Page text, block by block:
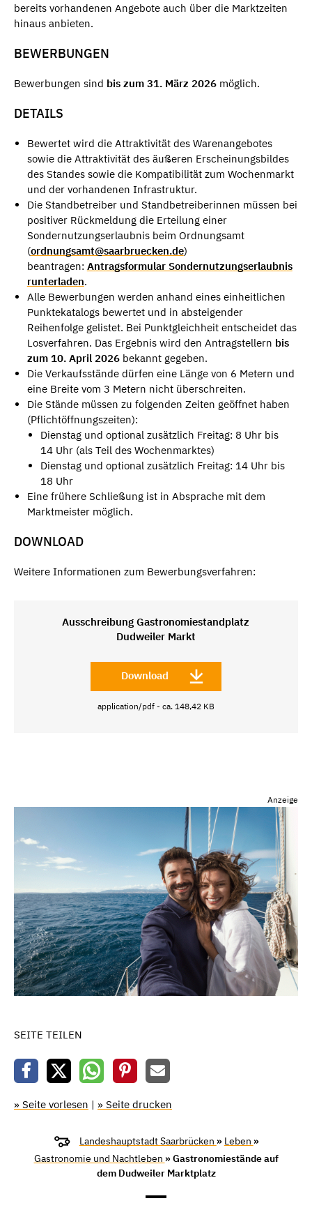
bereits vorhandenen Angebote auch über die Marktzeiten
hinaus anbieten.
BEWERBUNGEN
Bewerbungen sind bis zum 31. März 2026 möglich.
DETAILS
Bewertet wird die Attraktivität des Warenangebotes
sowie die Attraktivität des äußeren Erscheinungsbildes
des Standes sowie die Kompatibilität zum Wochenmarkt
und der vorhandenen Infrastruktur.
Die Standbetreiber und Standbetreiberinnen müssen bei
positiver Rückmeldung die Erteilung einer
Sondernutzungserlaubnis beim Ordnungsamt
(ordnungsamt@saarbruecken.de)
beantragen: Antragsformular Sondernutzungserlaubnis
runterladen.
Alle Bewerbungen werden anhand eines einheitlichen
Punktekatalogs bewertet und in absteigender
Reihenfolge gelistet. Bei Punktgleichheit entscheidet das
Losverfahren. Das Ergebnis wird den Antragstellern bis
zum 10. April 2026bekannt gegeben.
Die Verkaufsstände dürfen eine Länge von 6 Metern und
eine Breite vom 3 Metern nicht überschreiten.
Die Stände müssen zu folgenden Zeiten geöffnet haben
(Pflichtöffnungszeiten):
Dienstag und optional zusätzlich Freitag: 8 Uhr bis
14 Uhr (als Teil des Wochenmarktes)
Dienstag und optional zusätzlich Freitag: 14 Uhr bis
18 Uhr
Eine frühere Schließung ist in Absprache mit dem
Marktmeister möglich.
DOWNLOAD
Weitere Informationen zum Bewerbungsverfahren:
Ausschreibung Gastronomiestandplatz
Dudweiler Markt
Download
application/pdf - ca. 148,42 KB
Anzeige
SEITE TEILEN
» Seite vorlesen | » Seite drucken
Landeshauptstadt Saarbrücken » Leben »
Gastronomie und Nachtleben » Gastronomiestände auf
dem Dudweiler Marktplatz